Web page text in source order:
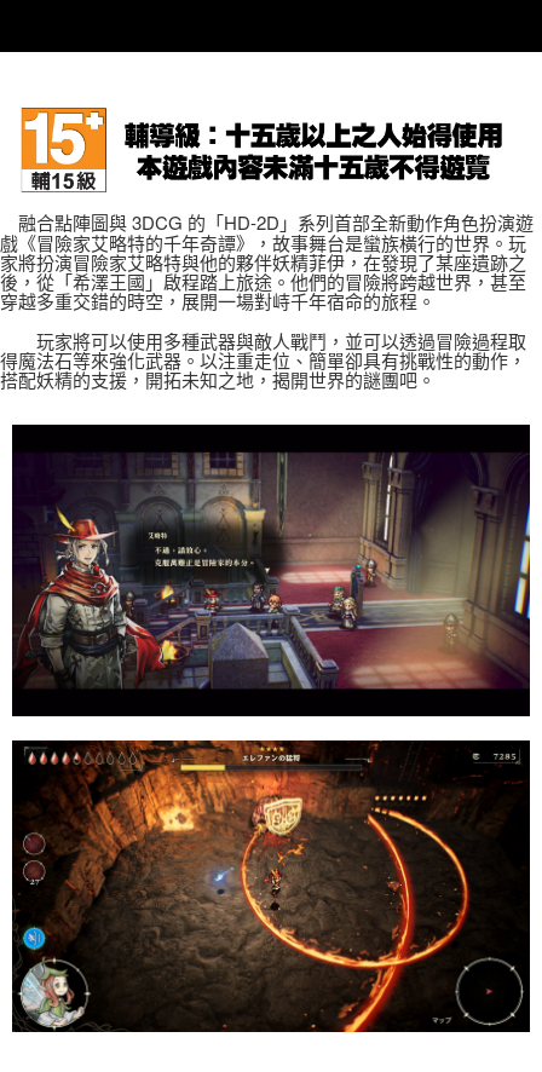
每筆NT$60，滿NT$1,290(含以上)免運費
每筆NT$75，滿NT$2,500(含以上)免運費
宅配(1-2天到貨)
離島宅配
每筆NT$200
融合點陣圖與 3DCG 的「HD-2D」系列首部全新動作角色扮演遊
戲《冒險家艾略特的千年奇譚》，故事舞台是蠻族橫行的世界。玩
家將扮演冒險家艾略特與他的夥伴妖精菲伊，在發現了某座遺跡之
後，從「希澤王國」啟程踏上旅途。他們的冒險將跨越世界，甚至
穿越多重交錯的時空，展開一場對峙千年宿命的旅程。
玩家將可以使用多種武器與敵人戰鬥，並可以透過冒險過程取
得魔法石等來強化武器。以注重走位、簡單卻具有挑戰性的動作，
搭配妖精的支援，開拓未知之地，揭開世界的謎團吧。